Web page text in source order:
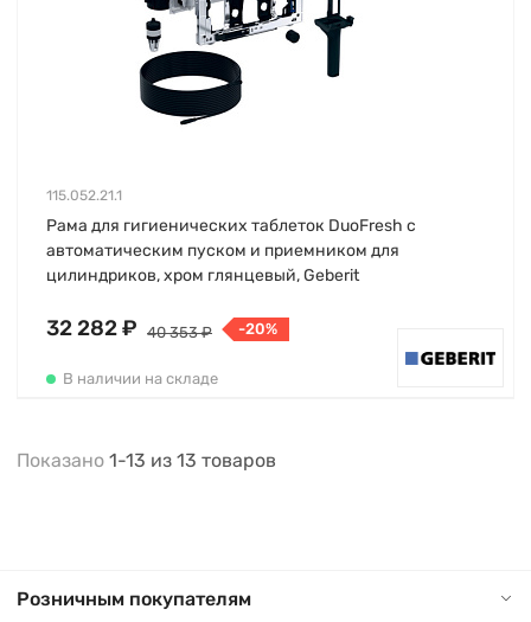
115.052.21.1
Рама для гигиенических таблеток DuoFresh с
автоматическим пуском и приемником для
цилиндриков, хром глянцевый, Geberit
32 282 ₽ 40 353 ₽ -20%
В наличии на складе
Показано 1-13 из 13 товаров
Розничным покупателям